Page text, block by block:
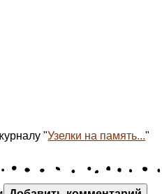
"Узелки на память..."